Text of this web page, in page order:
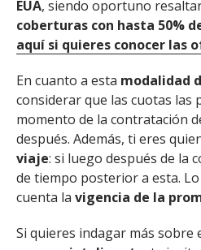
EUA, siendo oportuno
coberturas con hasta 50%
aquí si quieres conocer las
En cuanto a esta modalidad
considerar que las cuotas las
momento de la contratación
después. Además, ti eres
viaje: si luego después de la
de tiempo posterior a esta.
cuenta la vigencia de la
Si quieres indagar más sobre